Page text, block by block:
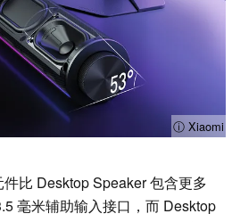
ⓘ Xiaomi
比 Desktop Speaker 包含更多
毫米辅助输入接口，而 Desktop